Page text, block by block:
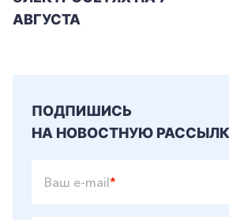
АВГУСТА
ПОДПИШИСЬ
НА НОВОСТНУЮ
Ваш e-mail*